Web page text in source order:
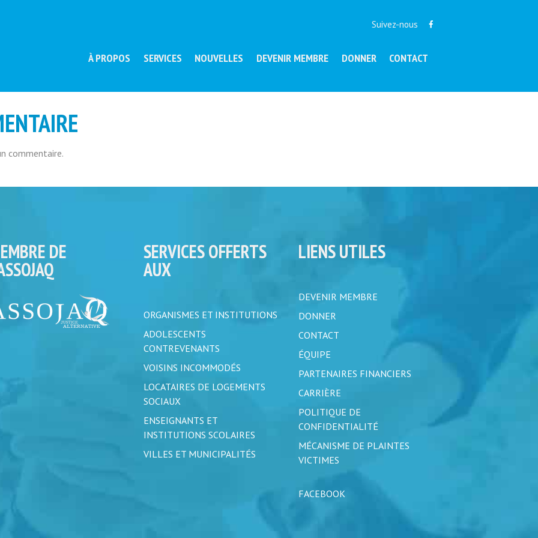
Suivez-nous
À PROPOS SERVICES NOUVELLES DEVENIR MEMBRE DONNER CONTACT
commentaire.
DE SERVICES OFFERTS
AUX
ORGANISMES ET INSTITUTIONS
ADOLESCENTS
CONTREVENANTS
VOISINS INCOMMODÉS
LOCATAIRES DE LOGEMENTS
SOCIAUX
ENSEIGNANTS ET
INSTITUTIONS SCOLAIRES
VILLES ET MUNICIPALITÉS
LIENS UTILES
DEVENIR MEMBRE
DONNER
CONTACT
ÉQUIPE
PARTENAIRES FINANCIERS
CARRIÈRE
POLITIQUE DE
CONFIDENTIALITÉ
MÉCANISME DE PLAINTES
VICTIMES
FACEBOOK